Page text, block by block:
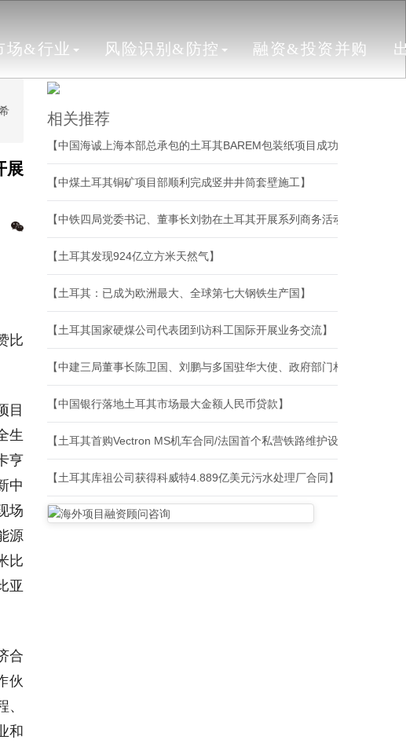
场&行业 风险识别&防控 融资&投资并购
展
比
目
生
亨
中
场
源
比
亚
合
伙
和
相关推荐
【中国海诚上海本部总承包的土耳其BAREM包装纸项目成功开机】
【中煤土耳其铜矿项目部顺利完成竖井井筒套壁施工】
【中铁四局党委书记、董事长刘勃在土耳其开展系列商务活动】
【土耳其发现924亿立方米天然气】
【土耳其：已成为欧洲最大、全球第七大钢铁生产国】
【土耳其国家硬煤公司代表团到访科工国际开展业务交流】
【中建三局董事长陈卫国、刘鹏与多国驻华大使、政府部门相关负责人、
【中国银行落地土耳其市场最大金额人民币贷款】
【土耳其首购Vectron MS机车合同/法国首个私营铁路维护设施建设合同/
【土耳其库祖公司获得科威特4.889亿美元污水处理厂合同】